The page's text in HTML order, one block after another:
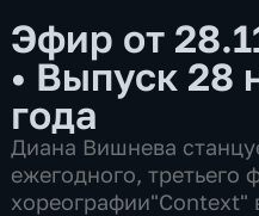
Эфир от
• Выпуск 28
года
Диана Вишнева
ежегодного, третьего
хореографии"Context"